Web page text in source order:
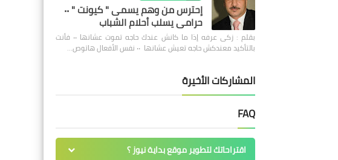
إحترس من وهم يسمى " كيونت " ٠٠
حرامى يسلب أحلام الشباب
بقلم : زكى عرفه ‎إذا ما كانش عندك حاجه تموت عشانها ٠٠ فأنت
بالتأكيد معندكش حاجه تعيش عشانها ٠٠ نفس الأفعال هاتوص…
المشاركات الأخيرة
FAQ
اقتراحاتك لتطوير موقع بداية نيوز ؟